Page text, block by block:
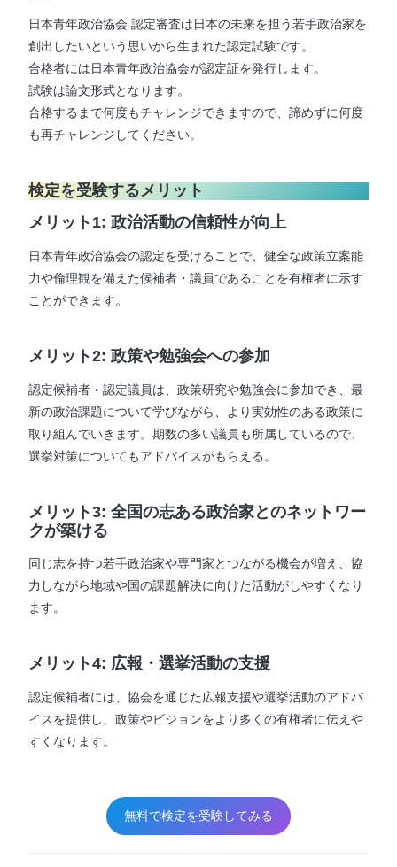
日本青年政治協会 認定審査は日本の未来を担う若手政治家を
創出したいという思いから生まれた認定試験です。
合格者には日本青年政治協会が認定証を発行します。
試験は論文形式となります。
​合格するまで何度もチャレンジできますので、諦めずに何度
も再チャレンジしてください。
検定を受験するメリット
メリット1: 政治活動の信頼性が向上
日本青年政治協会の認定を受けることで、健全な政策立案能
力や倫理観を備えた候補者・議員であることを有権者に示す
ことができます。
メリット2: 政策や勉強会への参加
認定候補者・認定議員は、政策研究や勉強会に参加でき、最
新の政治課題について学びながら、より実効性のある政策に
取り組んでいきます。期数の多い議員も所属しているので、
選挙対策についてもアドバイスがもらえる。
メリット3: 全国の志ある政治家とのネットワー
クが築ける
同じ志を持つ若手政治家や専門家とつながる機会が増え、協
力しながら地域や国の課題解決に向けた活動がしやすくなり
ます。
メリット4: 広報・選挙活動の支援
認定候補者には、協会を通じた広報支援や選挙活動のアドバ
イスを提供し、政策やビジョンをより多くの有権者に伝えや
すくなります。
無料で検定を受験してみる